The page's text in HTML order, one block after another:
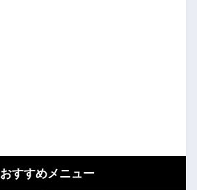
おすすめメニュー